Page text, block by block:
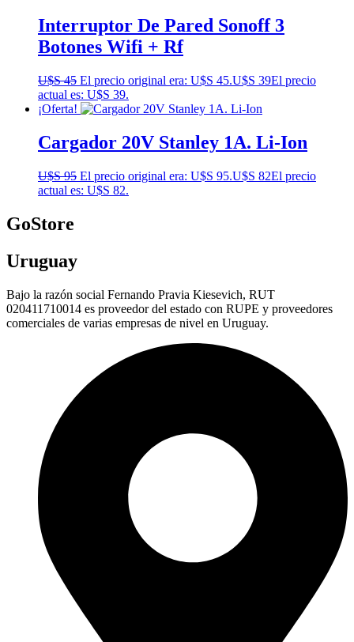
Interruptor De Pared Sonoff 3
Botones Wifi + Rf
U$S45 El precio original era: U$S 45.U$S 39El precio
actual es: U$S 39.
¡Oferta!
Cargador 20V Stanley 1A. Li-Ion
U$S95 El precio original era: U$S 95.U$S 82El precio
actual es: U$S 82.
GoStore
Uruguay
Bajo la razón social Fernando Pravia Kiesevich, RUT
020411710014 es proveedor del estado con RUPE y proveedores
comerciales de varias empresas de nivel en Uruguay.